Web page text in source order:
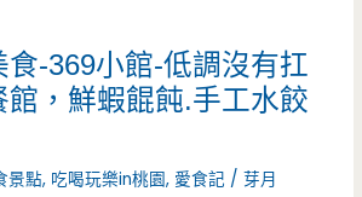
食-369小館-低調沒有扛
館，鮮蝦餛飩.手工水餃
景點, 吃喝玩樂in桃園, 愛食記 /芽月